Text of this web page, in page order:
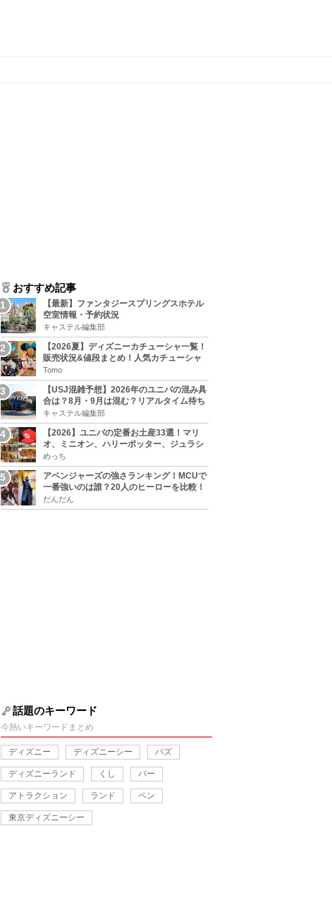
おすすめ記事
【最新】ファンタジースプリングスホテル
空室情報・予約状況
キャステル編集部
【2026夏】ディズニーカチューシャ一覧！
販売状況&値段まとめ！人気カチューシャ
をチェック
Tomo
【USJ混雑予想】2026年のユニバの混み具
合は？8月・9月は混む？リアルタイム待ち
時間アプリも
キャステル編集部
【2026】ユニバの定番お土産33選！マリ
オ、ミニオン、ハリーポッター、ジュラシ
ックパーク、セサミ、SINGなどのグッズ情
報
めっち
アベンジャーズの強さランキング！MCUで
一番強いのは誰？20人のヒーローを比較！
だんだん
話題のキーワード
今熱いキーワードまとめ
ディズニー ディズニーシー バズ
ディズニーランド くし バー
アトラクション ランド ペン
東京ディズニーシー